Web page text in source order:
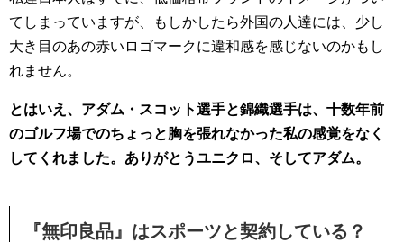
てしまっていますが、もしかしたら外国の人達には、少し
大き目のあの赤いロゴマークに違和感を感じないのかもし
れません。
とはいえ、アダム・スコット選手と錦織選手は、十数年前
のゴルフ場でのちょっと胸を張れなかった私の感覚をなく
してくれました。ありがとうユニクロ、そしてアダム。
『無印良品』はスポーツと契約している？